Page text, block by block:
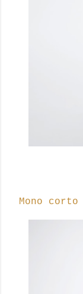
Mono corto